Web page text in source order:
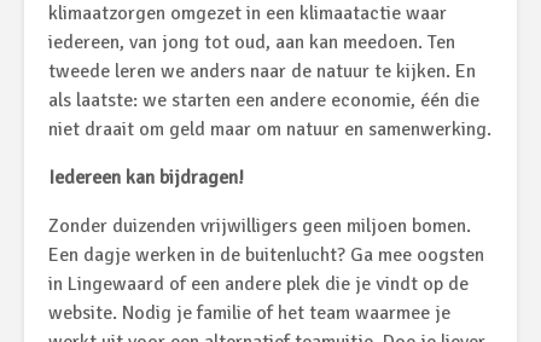
klimaatzorgen omgezet in een klimaatactie waar
iedereen, van jong tot oud, aan kan meedoen. Ten
tweede leren we anders naar de natuur te kijken. En
als laatste: we starten een andere economie, één die
niet draait om geld maar om natuur en samenwerking.
Iedereen kan bijdragen!
Zonder duizenden vrijwilligers geen miljoen bomen.
Een dagje werken in de buitenlucht? Ga mee oogsten
in Lingewaard of een andere plek die je vindt op de
website. Nodig je familie of het team waarmee je